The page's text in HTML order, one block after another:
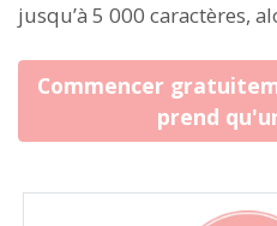
jusqu’à 5 000 caractères,
Commencer
prend